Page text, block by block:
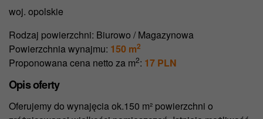
woj. opolskie
Rodzaj powierzchni: Biurowo / Magazynowa
Powierzchnia wynajmu: 150 m2
Proponowana cena netto za m2: 17 PLN
Opis oferty
Oferujemy do wynajęcia ok.150 m² powierzchni o